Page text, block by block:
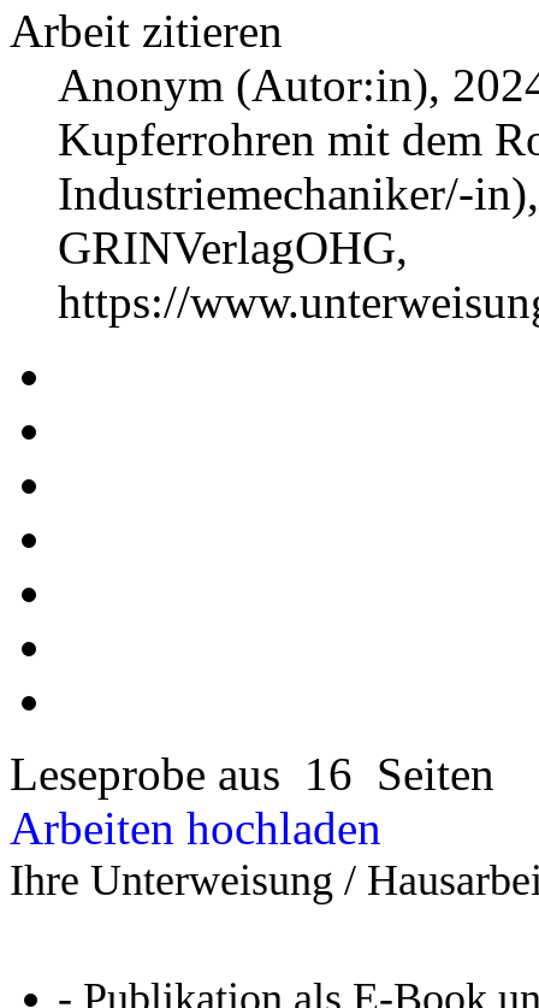
Arbeit zitieren
Anonym (Autor:in),
Kupferrohren mit dem
Industriemechaniker/-
GRINVerlagOHG,
https://
Leseprobe aus 16 Seiten
Arbeiten hochladen
Ihre Unterweisung /